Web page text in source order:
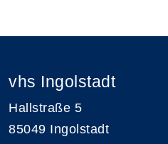
vhs Ingolstadt
Hallstraße 5
85049 Ingolstadt